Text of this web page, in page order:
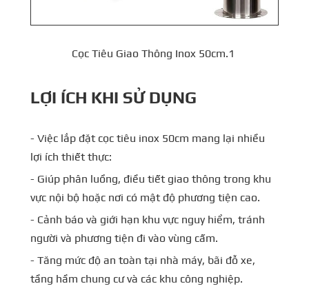
Cọc Tiêu Giao Thông Inox 50cm.1
LỢI ÍCH KHI SỬ DỤNG
- Việc lắp đặt cọc tiêu inox 50cm mang lại nhiều
lợi ích thiết thực:
- Giúp phân luồng, điều tiết giao thông trong khu
vực nội bộ hoặc nơi có mật độ phương tiện cao.
- Cảnh báo và giới hạn khu vực nguy hiểm, tránh
người và phương tiện đi vào vùng cấm.
- Tăng mức độ an toàn tại nhà máy, bãi đỗ xe,
tầng hầm chung cư và các khu công nghiệp.